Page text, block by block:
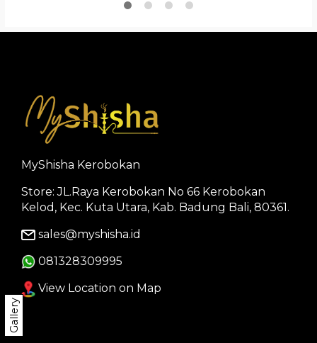
Gallery
MyShisha Kerobokan
Store: JL.Raya Kerobokan No 66 Kerobokan
Kelod, Kec. Kuta Utara, Kab. Badung Bali, 80361.
sales@myshisha.id
081328309995
View Location on Map